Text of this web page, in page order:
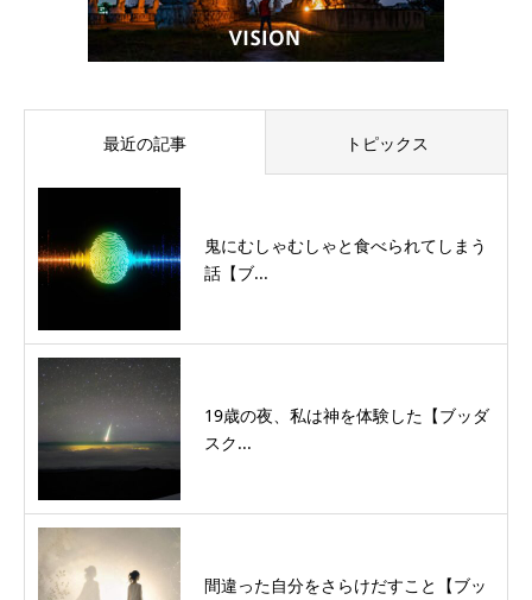
最近の記事 トピックス
鬼にむしゃむしゃと食べられてしまう
話【ブ...
19歳の夜、私は神を体験した【ブッダ
スク...
間違った自分をさらけだすこと【ブッ